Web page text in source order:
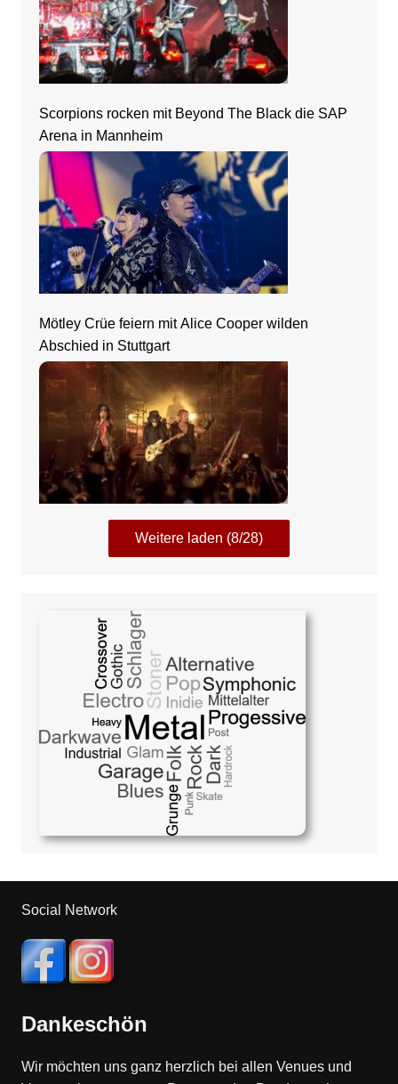
Scorpions rocken mit Beyond The Black die SAP
Arena in Mannheim
Mötley Crüe feiern mit Alice Cooper wilden
Abschied in Stuttgart
Weitere laden (8/28)
Social Network
Dankeschön
Wir möchten uns ganz herzlich bei allen Venues und